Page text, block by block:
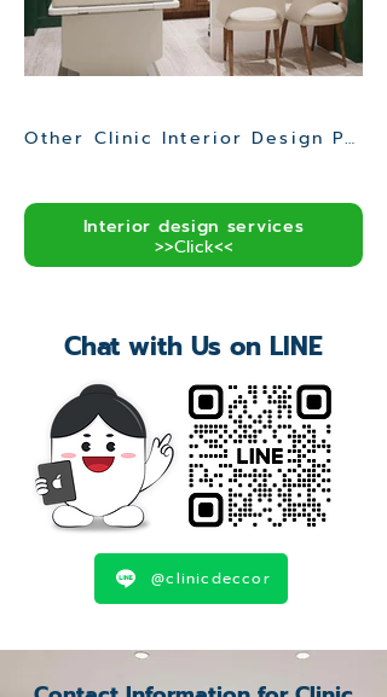
Other Clinic Interior Design Project>>
Interior design services
>>Click<<
Chat with Us on LINE
@clinicdeccor